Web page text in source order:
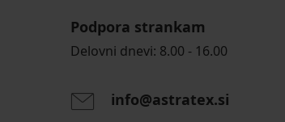
StezniBESTSELLER
Stezni
Podpora strankam
Delovni dnevi: 8.00 - 16.00
info@astratex.si